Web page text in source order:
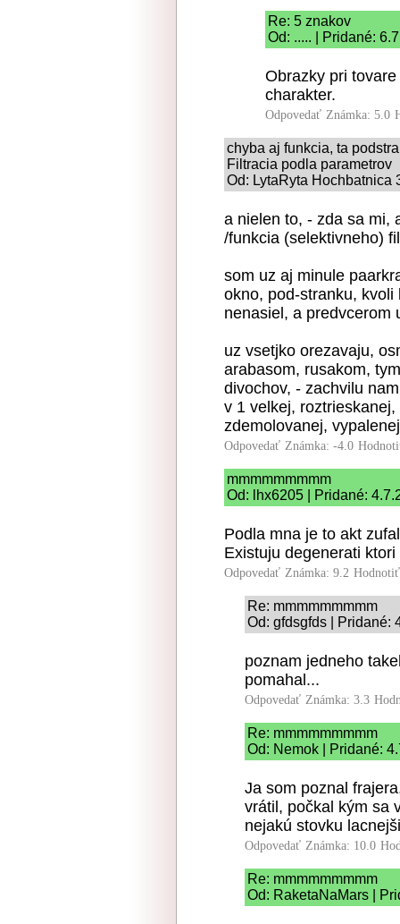
Re: 5 znakov
Od: ..... | Pridané:
Obrazky pri
charakter.
Odpovedať Známka: 5.0
chyba aj funkcia, ta
Filtracia podla parametrov
Od: LytaRyta Hochbatnica
a nielen to, - zda sa mi,
/funkcia (selektivneho)
som uz aj minule
okno, pod-stranku,
nenasiel, a predvcerom
uz vsetjko orezavaju,
arabasom, rusakom,
divochov, - zachvilu
v 1 velkej,
zdemolovanej,
Odpovedať Známka: -4.0
mmmmmmmmm
Od: lhx6205 | Pridané:
Podla mna je to akt
Existuju degenerati
Odpovedať Známka: 9.2
Re: mmmmmmmmm
Od: gfdsgfds | Pridané:
poznam jedneho
pomahal...
Odpovedať Známka: 3.3
Re: mmmmmmmmm
Od: Nemok | Pridané:
Ja som poznal
vrátil, počkal kým sa
nejakú stovku
Odpovedať Známka: 10.0
Re: mmmmmmmmm
Od: RaketaNaMars |